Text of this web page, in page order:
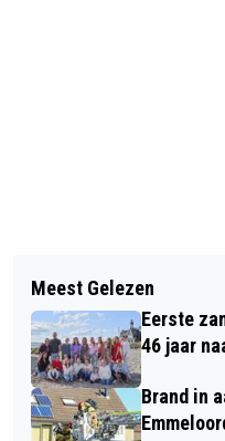
HORROR-
WEER
VOL
BESTUIVERS
BINCARE, ‘80
NOP’ EN MARC
TIJDENS FIRDA’S
Meest Gelezen
Eerste
46 jaar
Brand in